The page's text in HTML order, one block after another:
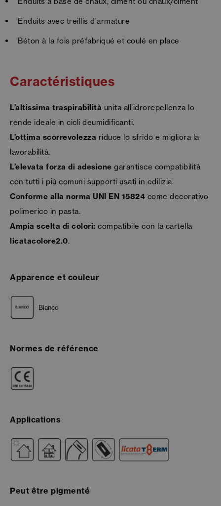
Enduits avec treillis d'armature
Béton à la fois préfabriqué et coulé en place
Caractéristiques
L’altissima traspirabilità unita all’idrorepellenza lo
rende ideale in cicli deumidificanti.
L’ottima scorrevolezza riduce lo sfrido e migliora la
lavorabilità.
L’elevata forza di adesione garantisce compatibilità
con tutti i più comuni supporti usati in edilizia.
Conforme alla norma UNI EN 15824 come decorativo
polimerico in pasta.
Ampia scelta di colori: compatibile con la cartella
licatacolore2.0.
Apparence et couleur
Bianco
Normes de référence
Applications
Peut être pigmenté